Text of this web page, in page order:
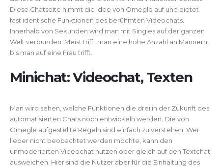
Diese Chatseite nimmt die Idee von Omegle auf und bietet
fast identische Funktionen des berühmten Videochats.
Innerhalb von Sekunden wird man mit Singles auf der ganzen
Welt verbunden. Meist trifft man eine hohe Anzahl an Männern,
bis man auf eine Frau trifft.
Minichat: Videochat, Texten
Man wird sehen, welche Funktionen die drei in der Zukunft des
automatisierten Chats noch entwickeln werden. Die von
Omegle aufgestellte Regeln sind einfach zu verstehen. Wer
lieber nicht beobachtet werden möchte, kann den
unmoderierten Videochat nutzen oder gleich auf den Textchat
ausweichen. Hier sind die Nutzer aber für die Einhaltung des